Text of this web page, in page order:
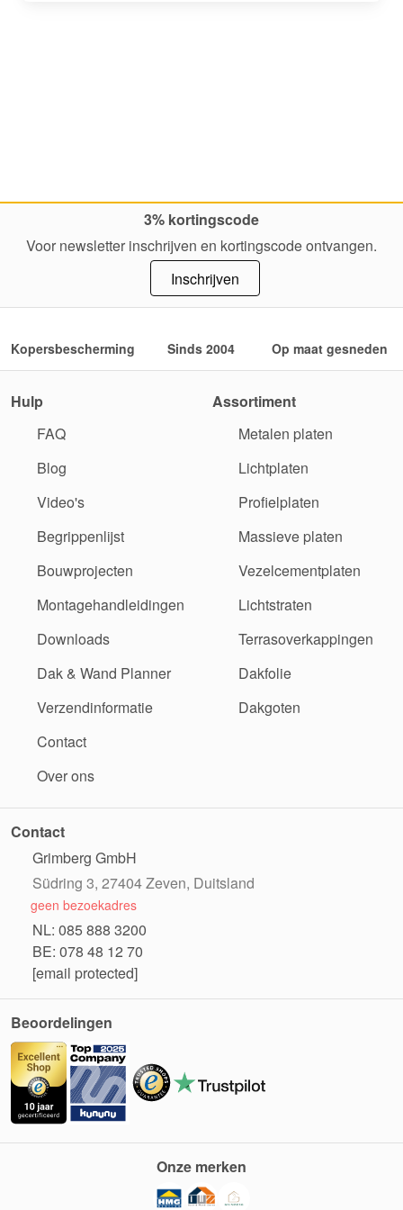
3% kortingscode
Voor newsletter inschrijven en kortingscode ontvangen.
Inschrijven
Kopersbescherming Sinds 2004 Op maat gesneden
Hulp
FAQ
Blog
Video's
Begrippenlijst
Bouwprojecten
Montagehandleidingen
Downloads
Dak & Wand Planner
Verzendinformatie
Contact
Over ons
Assortiment
Metalen platen
Lichtplaten
Profielplaten
Massieve platen
Vezelcementplaten
Lichtstraten
Terrasoverkappingen
Dakfolie
Dakgoten
Contact
Grimberg GmbH
Südring 3, 27404 Zeven, Duitsland
geen bezoekadres
NL: 085 888 3200
BE: 078 48 12 70
[email protected]
Beoordelingen
Onze merken